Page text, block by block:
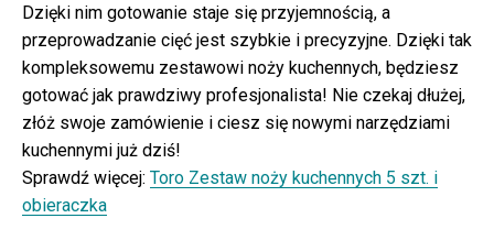
Dzięki nim gotowanie staje się przyjemnością, a
przeprowadzanie cięć jest szybkie i precyzyjne. Dzięki tak
kompleksowemu zestawowi noży kuchennych, będziesz
gotować jak prawdziwy profesjonalista! Nie czekaj dłużej,
złóż swoje zamówienie i ciesz się nowymi narzędziami
kuchennymi już dziś!
Sprawdź więcej: Toro Zestaw noży kuchennych 5 szt. i
obieraczka